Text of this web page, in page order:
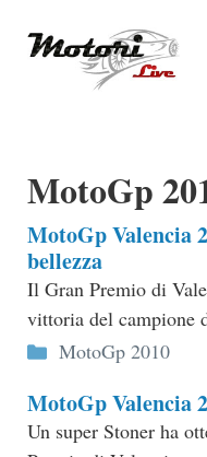
MotoGp
MotoGp Valencia
bellezza
Il Gran Premio di
vittoria del campione
Categorie
MotoGp 2010
MotoGp Valencia
Un super Stoner ha